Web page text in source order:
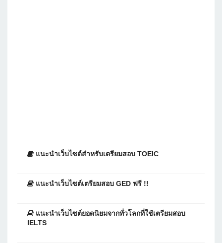
แนะนำเว็บไซต์สำหรับเตรียมสอบ TOEIC
แนะนำเว็บไซต์เตรียมสอบ GED ฟรี !!
แนะนำเว็บไซต์ยอดนิยมจากทั่วโลกที่ใช้เตรียมสอบ
IELTS